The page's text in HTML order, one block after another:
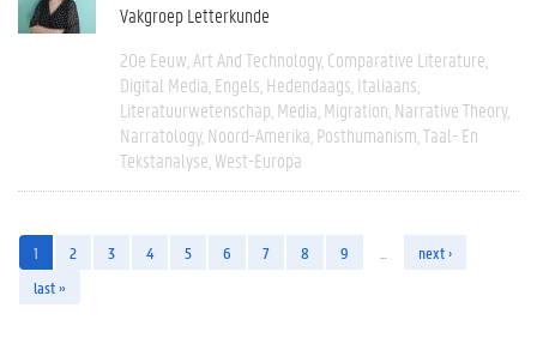
Vakgroep Letterkunde
20e Eeuw Art And Technology Comparative Literature
Digital Media Engels Hedendaags Italiaans
Literatuurwetenschap Media Migration Narrative Theory
Narratology Noord-Amerika Posthumanism Taal- En
Tekstanalyse West-Europa
1 2 3 4 5 6 7 8 9
next ›
last »